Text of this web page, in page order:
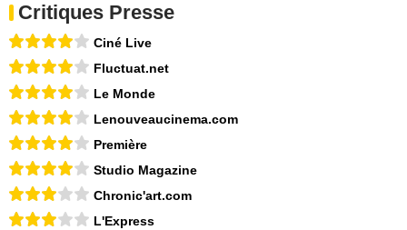
Critiques Presse
Ciné Live
Fluctuat.net
Le Monde
Lenouveaucinema.com
Première
Studio Magazine
Chronic'art.com
L'Express